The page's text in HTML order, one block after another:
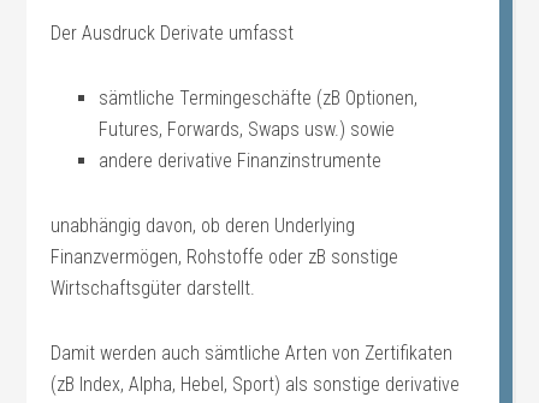
Der Ausdruck Derivate umfasst
sämtliche Termingeschäfte (zB Optionen,
Futures, Forwards, Swaps usw.) sowie
andere derivative Finanzinstrumente
unabhängig davon, ob deren Underlying
Finanzvermögen, Rohstoffe oder zB sonstige
Wirtschaftsgüter darstellt.
Damit werden auch sämtliche Arten von Zertifikaten
(zB Index, Alpha, Hebel, Sport) als sonstige derivative